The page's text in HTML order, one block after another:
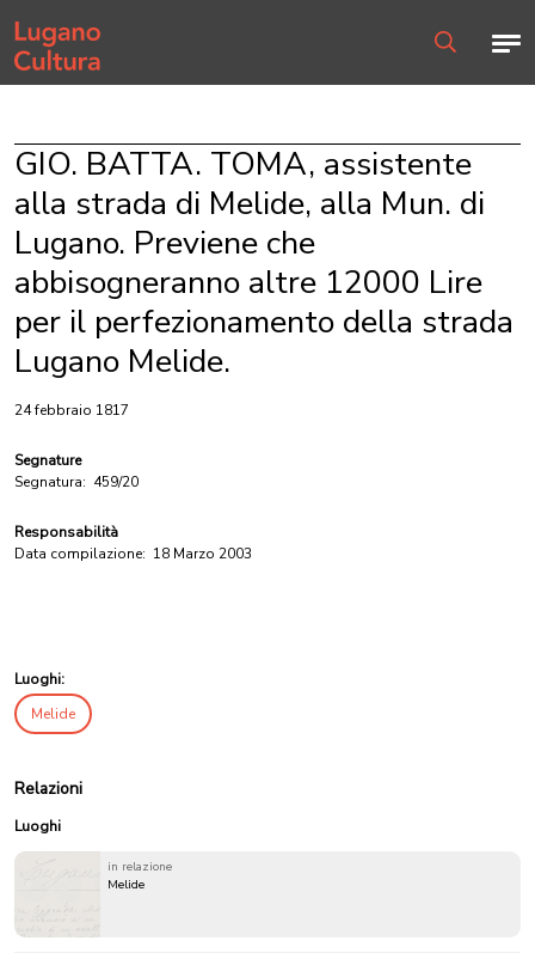
Home page
GIO. BATTA. TOMA, assistente
alla strada di Melide, alla Mun. di
Lugano. Previene che
abbisogneranno altre 12000 Lire
per il perfezionamento della strada
Lugano Melide.
24 febbraio 1817
Segnature
Segnatura: 459/20
Responsabilità
Data compilazione: 18 Marzo 2003
Luoghi:
Melide
Relazioni
Luoghi
in relazione
Melide